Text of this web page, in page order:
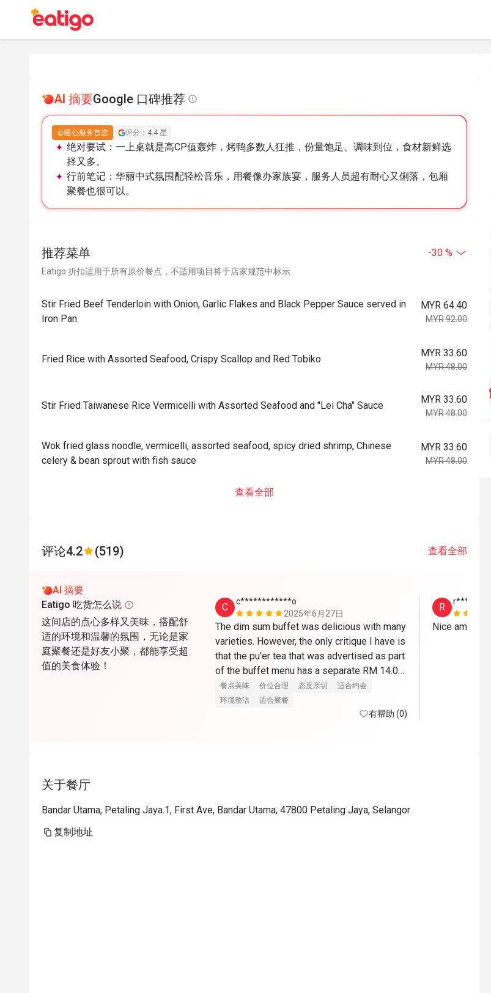
AI 摘要Google 口碑推荐
暖心服务首选 评分：4.4 星
绝对要试： 一上桌就是高CP值轰炸，烤鸭多数人狂推，份量饱足、调味到位，食材新鲜选
择又多。
行前笔记： 华丽中式氛围配轻松音乐，用餐像办家族宴，服务人员超有耐心又俐落，包厢
聚餐也很可以。
推荐菜单 -30 %
Eatigo 折扣适用于所有原价餐点，不适用项目将于店家规范中标示
Stir Fried Beef Tenderloin with Onion, Garlic Flakes and Black Pepper Sauce served in
Iron Pan
MYR 64.40
MYR 92.00
Fried Rice with Assorted Seafood, Crispy Scallop and Red Tobiko
MYR 33.60
MYR 48.00
Stir Fried Taiwanese Rice Vermicelli with Assorted Seafood and "Lei Cha" Sauce
MYR 33.60
MYR 48.00
Wok fried glass noodle, vermicelli, assorted seafood, spicy dried shrimp, Chinese
celery & bean sprout with fish sauce
MYR 33.60
MYR 48.00
查看全部
评论4.2 (519) 查看全部
AI 摘要
Eatigo 吃货怎么说
这间店的点心多样又美味，搭配舒
适的环境和温馨的氛围，无论是家
庭聚餐还是好友小聚，都能享受超
值的美食体验！
C
c************o
2025年6月27日
The dim sum buffet was delicious with many
varieties. However, the only critique I have is
that the pu’er tea that was advertised as part
of the buffet menu has a separate RM 14.05
charge as a condition of using Eatigo
餐点美味 价位合理 态度亲切
适合约会
环境整洁
适合聚餐
有帮助 (0)
R
r*******
关于餐厅
Bandar Utama, Petaling Jaya.1, First Ave, Bandar Utama, 47800 Petaling Jaya, Selangor
复制地址